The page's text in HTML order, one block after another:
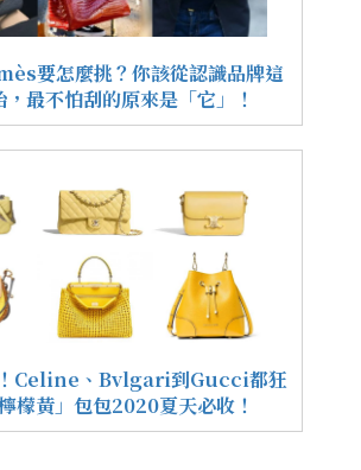
要怎麼挑？你該從認識品牌這
最不怕刮的原來是「它」！
Celine、Bvlgari到Gucci都狂
檬黃」包包2020夏天必收！